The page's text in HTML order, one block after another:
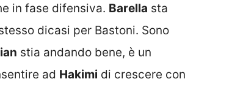
in fase difensiva. Barella sta
dicasi per Bastoni. Sono
stia andando bene, è un
ad Hakimi di crescere con